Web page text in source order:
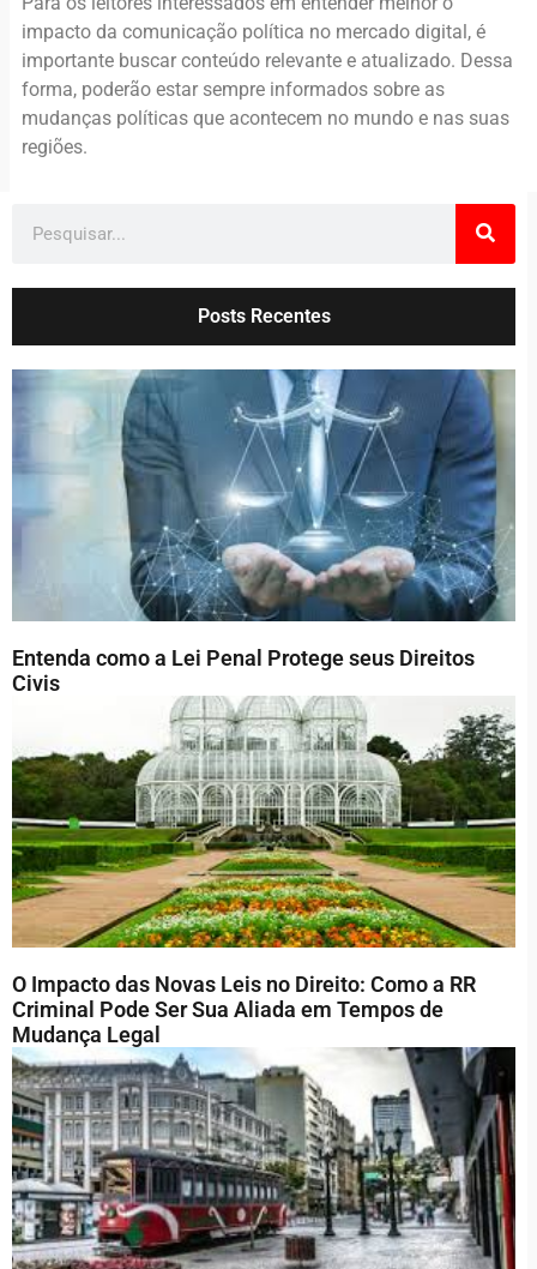
impacto da comunicação política no mercado digital, é
importante buscar conteúdo relevante e atualizado. Dessa
forma, poderão estar sempre informados sobre as
mudanças políticas que acontecem no mundo e nas suas
regiões.
Posts Recentes
Entenda como a Lei Penal Protege seus Direitos
Civis
O Impacto das Novas Leis no Direito: Como a RR
Criminal Pode Ser Sua Aliada em Tempos de
Mudança Legal